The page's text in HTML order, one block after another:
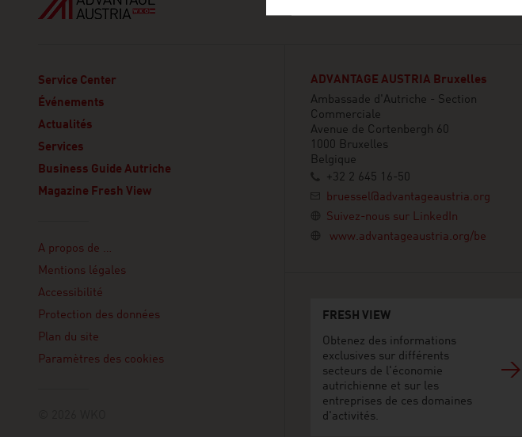
Service Center
Événements
Actualités
Services
Business Guide Autriche
Magazine Fresh View
A propos de …
Mentions légales
Accessibilité
Protection des données
Plan du site
Paramètres des cookies
ADVANTAGE AUSTRIA Bruxelles
Ambassade d'Autriche - Section
Commerciale
Avenue de Cortenbergh 60
1000 Bruxelles
Belgique
+32 2 645 16-50
bruessel@advantageaustria.org
Suivez-nous sur LinkedIn
www.advantageaustria.org/be
FRESH VIEW
Obtenez des informations
exclusives sur différents
secteurs de l'économie
autrichienne et sur les
entreprises de ces domaines
d'activités.